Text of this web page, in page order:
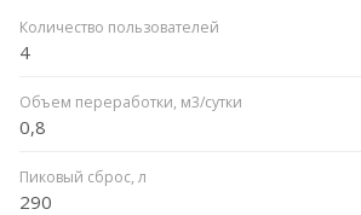
Количество пользователей
4
Объем переработки, м3/сутки
0,8
Пиковый сброс, л
290